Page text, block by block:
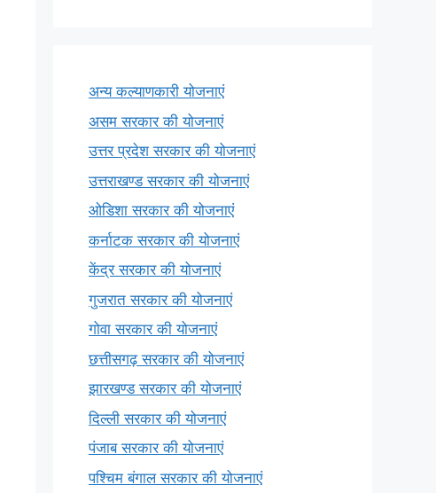
अन्य कल्याणकारी योजनाएं
असम सरकार की योजनाएं
उत्तर प्रदेश सरकार की योजनाएं
उत्तराखण्ड सरकार की योजनाएं
ओडिशा सरकार की योजनाएं
कर्नाटक सरकार की योजनाएं
केंद्र सरकार की योजनाएं
गुजरात सरकार की योजनाएं
गोवा सरकार की योजनाएं
छत्तीसगढ़ सरकार की योजनाएं
झारखण्ड सरकार की योजनाएं
दिल्ली सरकार की योजनाएं
पंजाब सरकार की योजनाएं
पश्चिम बंगाल सरकार की योजनाएं